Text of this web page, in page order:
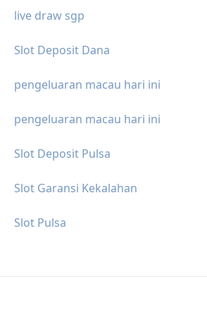
live draw sgp
Slot Deposit Dana
pengeluaran macau hari ini
pengeluaran macau hari ini
Slot Deposit Pulsa
Slot Garansi Kekalahan
Slot Pulsa